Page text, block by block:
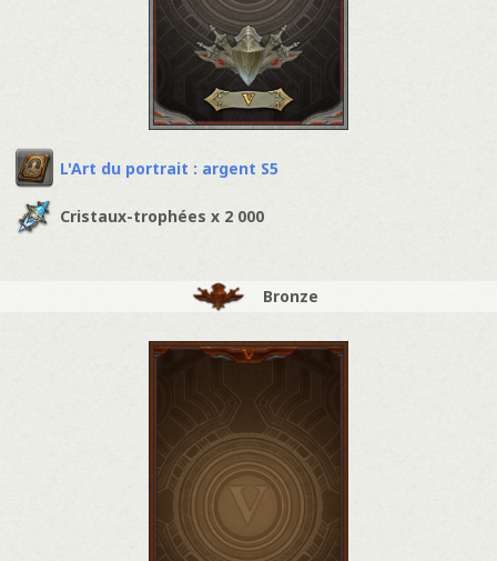
L'Art du portrait : argent S5
Cristaux-trophées x 2 000
Bronze